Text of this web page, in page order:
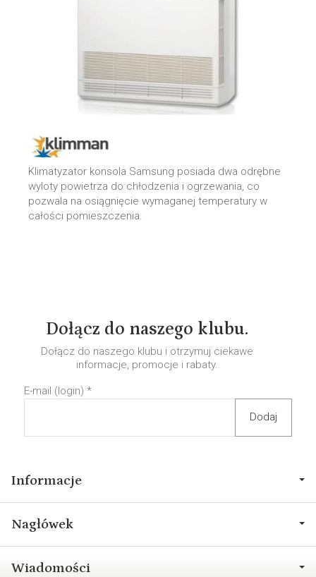
Klimatyzator konsola Samsung posiada dwa odrębne
wyloty powietrza do chłodzenia i ogrzewania, co
pozwala na osiągnięcie wymaganej temperatury w
całości pomieszczenia.
Dołącz do naszego klubu.
Dołącz do naszego klubu i otrzymuj ciekawe
informacje, promocje i rabaty.
E-mail (login) *
Informacje
Nagłówek
Wiadomości